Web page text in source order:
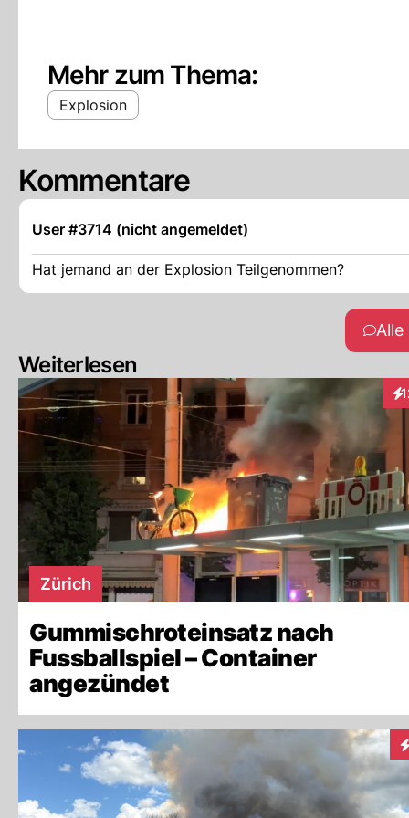
Mehr zum Thema:
Explosion
Kommentare
User #3714 (nicht angemeldet)
Hat jemand an der Explosion Teilgenommen?
Weiterlesen
Zürich
Gummischroteinsatz nach
Fussballspiel – Container
angezündet